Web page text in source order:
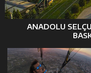
ANADOLU